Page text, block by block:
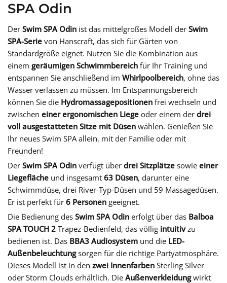
SPA Odin
Der Swim SPA Odin ist das mittelgroßes Modell der Swim
SPA-Serie von Hanscraft, das sich für Gärten von
Standardgröße eignet. Nutzen Sie die Kombination aus
einem geräumigen Schwimmbereich für Ihr Training und
entspannen Sie anschließend im Whirlpoolbereich, ohne das
Wasser verlassen zu müssen. Im Entspannungsbereich
können Sie die Hydromassagepositionen frei wechseln und
zwischen einer ergonomischen Liege oder einem der drei
voll ausgestatteten Sitze mit Düsen wählen. Genießen Sie
Ihr neues Swim SPA allein, mit der Familie oder mit
Freunden!
Der Swim SPA Odin verfügt über drei Sitzplätze sowie einer
Liegefläche und insgesamt 63 Düsen, darunter eine
Schwimmdüse, drei River-Typ-Düsen und 59 Massagedüsen.
Er ist perfekt für 6 Personen geeignet.
Die Bedienung des Swim SPA Odin erfolgt über das Balboa
SPA TOUCH 2 Trapez-Bedienfeld, das völlig intuitivzu
bedienen ist. Das BBA3 Audiosystem und die LED-
Außenbeleuchtungsorgen für die richtige Partyatmosphäre.
Dieses Modell ist in den zwei Innenfarben Sterling Silver
oder Storm Clouds erhältlich. Die Außenverkleidungwirkt